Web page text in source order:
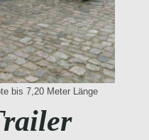
bis 7,20 Meter Länge